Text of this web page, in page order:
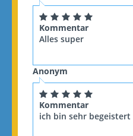
Kommentar
Alles super
Anonym
Kommentar
ich bin sehr begeistert